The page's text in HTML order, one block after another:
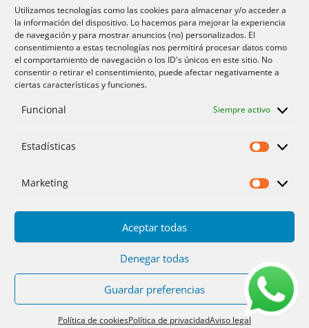
Utilizamos tecnologías como las cookies para almacenar y/o acceder a
la información del dispositivo. Lo hacemos para mejorar la experiencia
de navegación y para mostrar anuncios (no) personalizados. El
consentimiento a estas tecnologías nos permitirá procesar datos como
el comportamiento de navegación o los ID's únicos en este sitio. No
consentir o retirar el consentimiento, puede afectar negativamente a
ciertas características y funciones.
Funcional Siempre activo
Estadísticas
Marketing
Aceptar todas
Denegar todas
Guardar preferencias
Política de cookiesPolítica de privacidadAviso legal
Aire acondicionado Alicante
Aire acondicionador Murcia
Aire acondicionado San Juan
Privacidad
Servicios Fotos
Placas solares
Ofertas 2025/26 Contacto
DiseñoPC64| HostingDonCloud|Floridia
Soluciones